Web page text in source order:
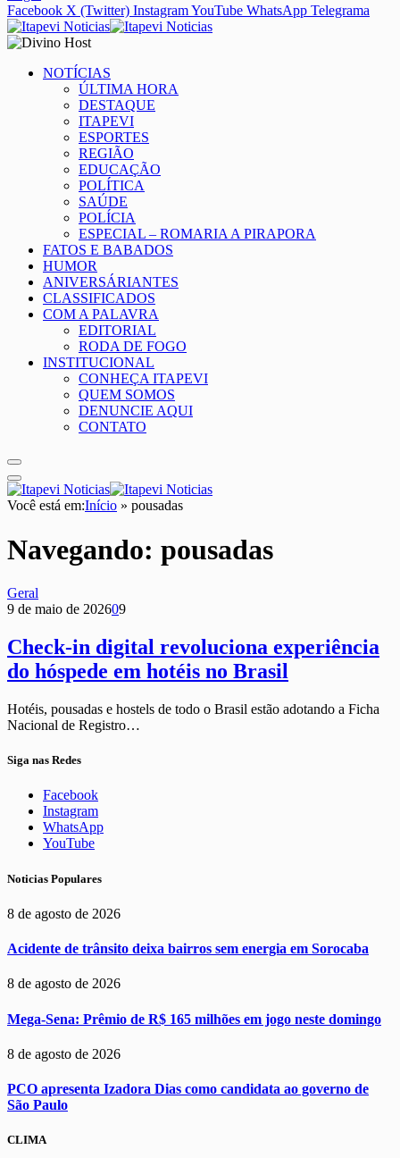
Facebook X (Twitter) InstagramYouTube WhatsApp Telegrama
NOTÍCIAS
ÚLTIMA HORA
DESTAQUE
ITAPEVI
ESPORTES
REGIÃO
EDUCAÇÃO
POLÍTICA
SAÚDE
POLÍCIA
ESPECIAL – ROMARIA A PIRAPORA
FATOS E BABADOS
HUMOR
ANIVERSÁRIANTES
CLASSIFICADOS
COM A PALAVRA
EDITORIAL
RODA DE FOGO
INSTITUCIONAL
CONHEÇA ITAPEVI
QUEM SOMOS
DENUNCIE AQUI
CONTATO
Você está em:Início » pousadas
Navegando: pousadas
Geral
9 de maio de 202609
Check-in digital revoluciona experiência
do hóspede em hotéis no Brasil
Hotéis, pousadas e hostels de todo o Brasil estão adotando a Ficha
Nacional de Registro…
Siga nas Redes
Facebook
Instagram
WhatsApp
YouTube
Noticias Populares
8 de agosto de 2026
Acidente de trânsito deixa bairros sem energia em Sorocaba
8 de agosto de 2026
Mega-Sena: Prêmio de R$ 165 milhões em jogo neste domingo
8 de agosto de 2026
PCO apresenta Izadora Dias como candidata ao governo de
São Paulo
CLIMA